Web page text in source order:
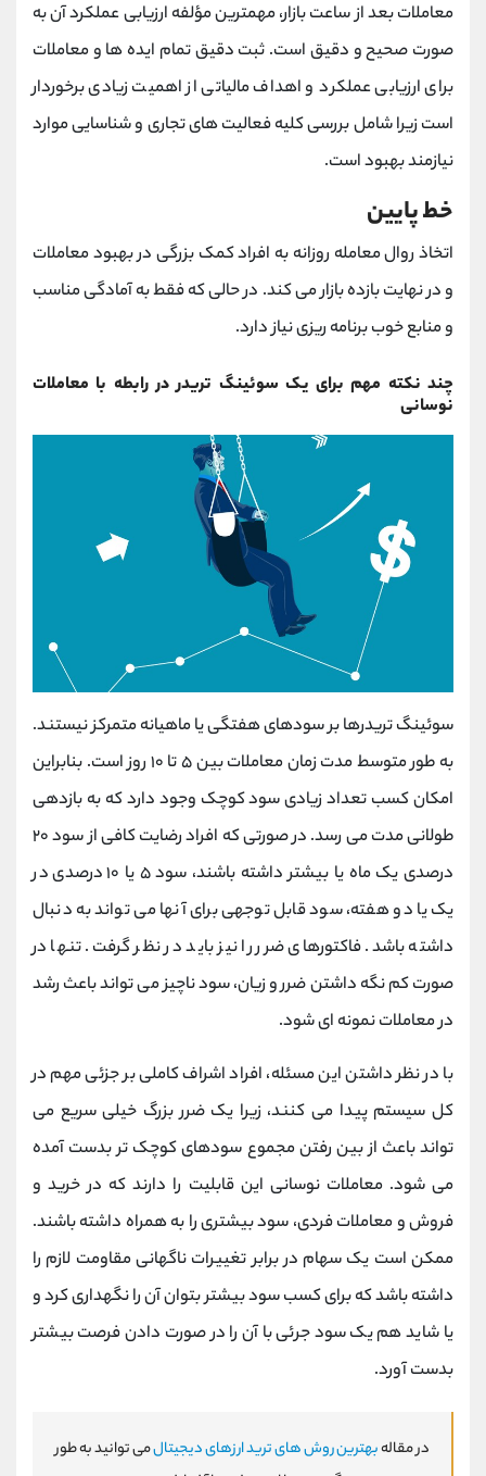
معاملات بعد از ساعت بازار، مهمترین مؤلفه ارزیابی عملکرد آن به
صورت صحیح و دقیق است. ثبت دقیق تمام ایده ها و معاملات
برای ارزیابی عملکرد و اهداف مالیاتی از اهمیت زیادی برخوردار
است زیرا شامل بررسی کلیه فعالیت های تجاری و شناسایی موارد
نیازمند بهبود است.
خط پایین
اتخاذ روال معامله روزانه به افراد کمک بزرگی در بهبود معاملات
و در نهایت بازده بازار می کند. در حالی که فقط به آمادگی مناسب
و منابع خوب برنامه ریزی نیاز دارد.
چند نکته مهم برای یک سوئینگ تریدر در رابطه با معاملات
نوسانی
سوئینگ تریدرها بر سودهای هفتگی یا ماهیانه متمرکز نیستند.
به طور متوسط مدت زمان معاملات بین ۵ تا ۱۰ روز است. بنابراین
امکان کسب تعداد زیادی سود کوچک وجود دارد که به بازدهی
طولانی مدت می رسد. در صورتی که افراد رضایت کافی از سود ۲۰
درصدی یک ماه یا بیشتر داشته باشند، سود ۵ یا ۱۰ درصدی در
یک یا دو هفته، سود قابل توجهی برای آنها می تواند به دنبال
داشته باشد. فاکتورهای ضرر را نیز باید در نظر گرفت. تنها در
صورت کم نگه داشتن ضرر و زیان، سود ناچیز می تواند باعث رشد
در معاملات نمونه ای شود.
با در نظر داشتن این مسئله، افراد اشراف کاملی بر جزئی مهم در
کل سیستم پیدا می کنند، زیرا یک ضرر بزرگ خیلی سریع می
تواند باعث از بین رفتن مجموع سودهای کوچک تر بدست آمده
می شود. معاملات نوسانی این قابلیت را دارند که در خرید و
فروش و معاملات فردی، سود بیشتری را به همراه داشته باشند.
ممکن است یک سهام در برابر تغییرات ناگهانی مقاومت لازم را
داشته باشد که برای کسب سود بیشتر بتوان آن را نگهداری کرد و
یا شاید هم یک سود جرئی با آن را در صورت دادن فرصت بیشتر
بدست آورد.
در مقالهبهترین روش های ترید ارزهای دیجیتالمی توانید به طور